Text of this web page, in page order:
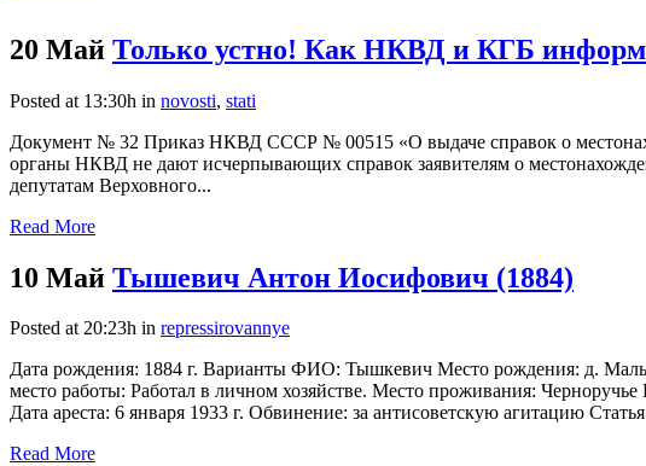
20 Май Только устно! Как НКВД и КГБ
Posted at 13:30h in novosti, stati
Документ № 32 Приказ НКВД CCСР № 00515 «О выдаче справок о
органы НКВД не дают исчерпывающих справок заявителям о
депутатам Верховного...
Read More
10 Май Тышевич Антон Иосифович (1884)
Posted at 20:23h in repressirovannye
Дата рождения: 1884 г. Варианты ФИО: Тышкевич Место рождения: д.
место работы: Работал в личном хозяйстве. Место проживания:
Дата ареста: 6 января 1933 г. Обвинение: за антисоветскую агитацию
Read More